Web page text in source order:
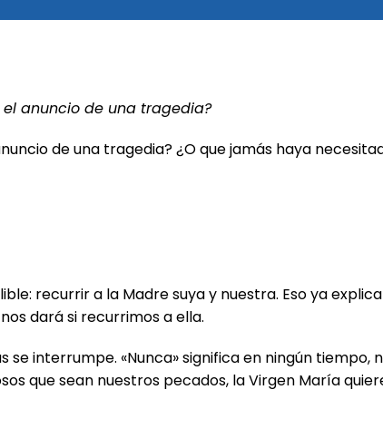
anuncio de una tragedia?
de una tragedia? ¿O que jamás haya
recurrir a la Madre suya y nuestra. Eso ya
dará si recurrimos a ella.
interrumpe. «Nunca» significa en ningún tiempo,
que sean nuestros pecados, la Virgen María